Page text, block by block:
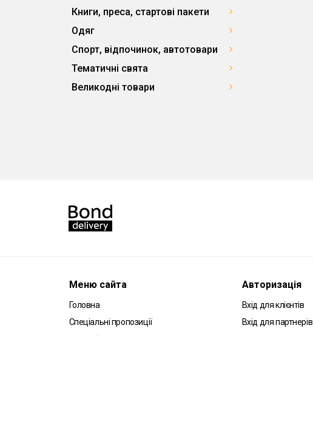
Книги, преса, стартові пакети
Одяг
Спорт, відпочинок, автотовари
Тематичні свята
Великодні товари
Меню сайта
Головна
Спеціальні пропозиції
Авторизація
Вхід для клієнтів
Вхід для партнерів